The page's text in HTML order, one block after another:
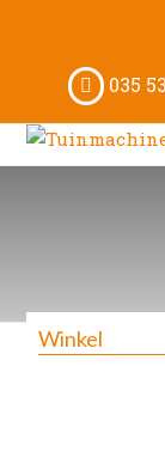
035
Winkel